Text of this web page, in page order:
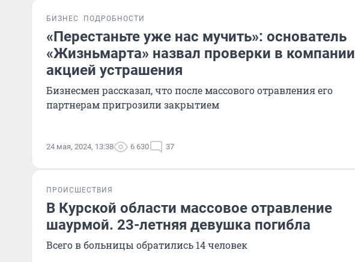
БИЗНЕС ПОДРОБНОСТИ
«Перестаньте уже нас мучить»: основатель
«Жизньмарта» назвал проверки в компании
акцией устрашения
Бизнесмен рассказал, что после массового отравления его
партнерам пригрозили закрытием
24 мая, 2024, 13:38 6 630 37
ПРОИСШЕСТВИЯ
В Курской области массовое отравление
шаурмой. 23-летняя девушка погибла
Всего в больницы обратились 14 человек